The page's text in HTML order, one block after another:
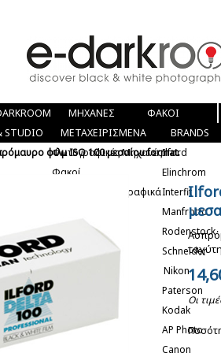
ΜΗΧΑΝΕΣ
Mirrorless
ΦΑΚΟΙ
Mirrorless
ΜΕΤΑΧΕΙΡΙΣΜΕΝΑ
Φωτογραφικές Μηχανές
Φακοί
Διάφορα Φωτογραφικά
BRANDS
Ilford
Elinchrom
Interfit
Manfrotto
Rodenstock
Schneider
Nikon
Paterson
Kodak
AP Photo
Canon
φιλμ ISO 100 μεσαίου format.
Οι